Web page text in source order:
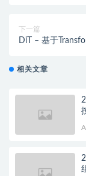
下一篇
DiT – 基于
相关文章